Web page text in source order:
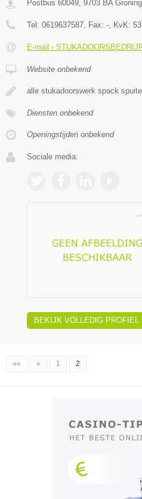
Postbus 60049, 9703 BA
Tel: 0619637587, Fax: -, KvK:
E-mail ›
Website onbekend
alle stukadoorswerk spack
Diensten onbekend
Openingstijden onbekend
Sociale media:
BEKIJK VOLLEDIG PROFIEL
«« « 1 2